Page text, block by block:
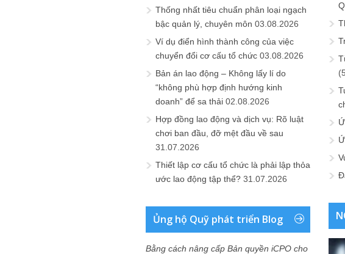
Thống nhất tiêu chuẩn phân loại ngạch
bậc quản lý, chuyên môn 03.08.2026
Ví dụ điển hình thành công của việc
chuyển đổi cơ cấu tổ chức 03.08.2026
Bản án lao động – Không lấy lí do
“không phù hợp định hướng kinh
doanh” để sa thải 02.08.2026
Hợp đồng lao động và dịch vụ: Rõ luật
chơi ban đầu, đỡ mệt đầu về sau
31.07.2026
Thiết lập cơ cấu tổ chức là phải lập thỏa
ước lao động tập thể? 31.07.2026
Ủng hộ Quỹ phát triển Blog
Bằng cách nâng cấp Bản quyền iCPO cho